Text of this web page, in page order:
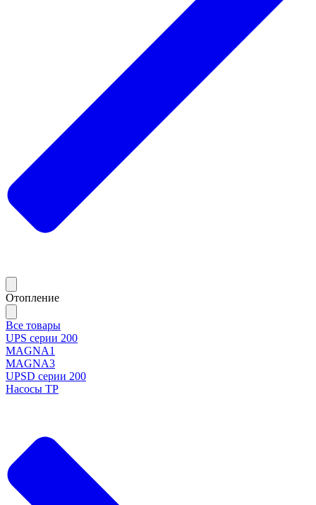
Отопление
Все товары
UPS серии 200
MAGNA1
MAGNA3
UPSD серии 200
Насосы TP